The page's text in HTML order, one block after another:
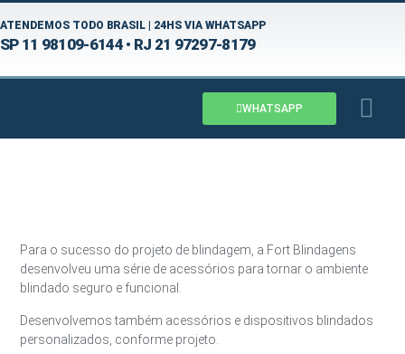
ATENDEMOS TODO BRASIL | 24HS VIA WHATSAPP
SP 11 98109-6144 • RJ 21 97297-8179
WHATSAPP
Para o sucesso do projeto de blindagem, a Fort Blindagens
desenvolveu uma série de acessórios para tornar o ambiente
blindado seguro e funcional.
Desenvolvemos também acessórios e dispositivos blindados
personalizados, conforme projeto.